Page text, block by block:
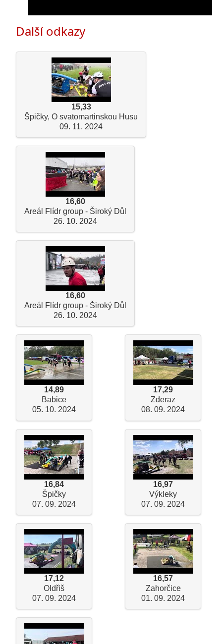
Další odkazy
15,33
Špičky, O svatomartinskou Husu
09. 11. 2024
16,60
Areál Flídr group - Široký Důl
26. 10. 2024
16,60
Areál Flídr group - Široký Důl
26. 10. 2024
14,89
Babice
05. 10. 2024
17,29
Zderaz
08. 09. 2024
16,84
Špičky
07. 09. 2024
16,97
Výkleky
07. 09. 2024
17,12
Oldřiš
07. 09. 2024
16,57
Zahorčice
01. 09. 2024